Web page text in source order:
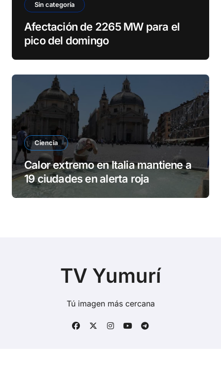
Sin categoría
Afectación de 2265 MW para el
pico del domingo
Ciencia
Calor extremo en Italia mantiene a
19 ciudades en alerta roja
TV Yumurí
Tú imagen más cercana